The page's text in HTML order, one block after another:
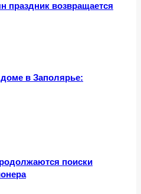
праздник возвращается
в Заполярье:
поиски